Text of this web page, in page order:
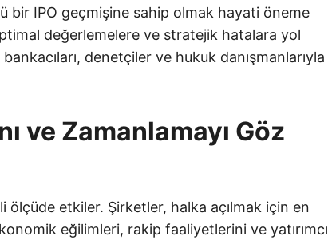
bir IPO geçmişine sahip olmak hayati öneme
değerlemelere ve stratejik hatalara yol
denetçiler ve hukuk danışmanlarıyla
ve Zamanlamayı Göz
ölçüde etkiler. Şirketler, halka açılmak için en
eğilimleri, rakip faaliyetlerini ve yatırımcı